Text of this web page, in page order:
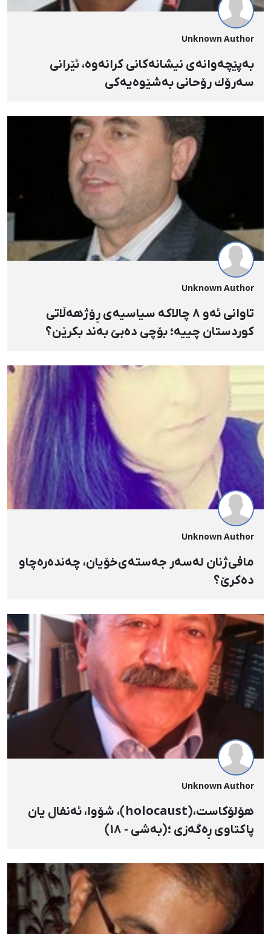
Unknown Author
به‌پێچه‌وانه‌ی نیشانه‌كانی كرانه‌وه‌، ئێرانی
سه‌رۆك رۆحانی به‌شێوه‌یه‌كی
Unknown Author
تاوانی ئەو ٨ چالاکە سیاسیەی ڕۆژهەڵاتی
کوردستان چییە؛ بۆچی دەبێ بەند بکرێن؟
Unknown Author
مافی‌ژنان له‌سه‌ر جه‌سته‌ی‌خۆیان، چه‌نده‌ره‌چاو
ده‌کرێ‌؟
Unknown Author
هۆلۆکاست،(holocaust)، شۆوا، ئه‌نفال یان
پاکتاوی ڕه‌گه‌زی ؛(به‌شی - ١٨)